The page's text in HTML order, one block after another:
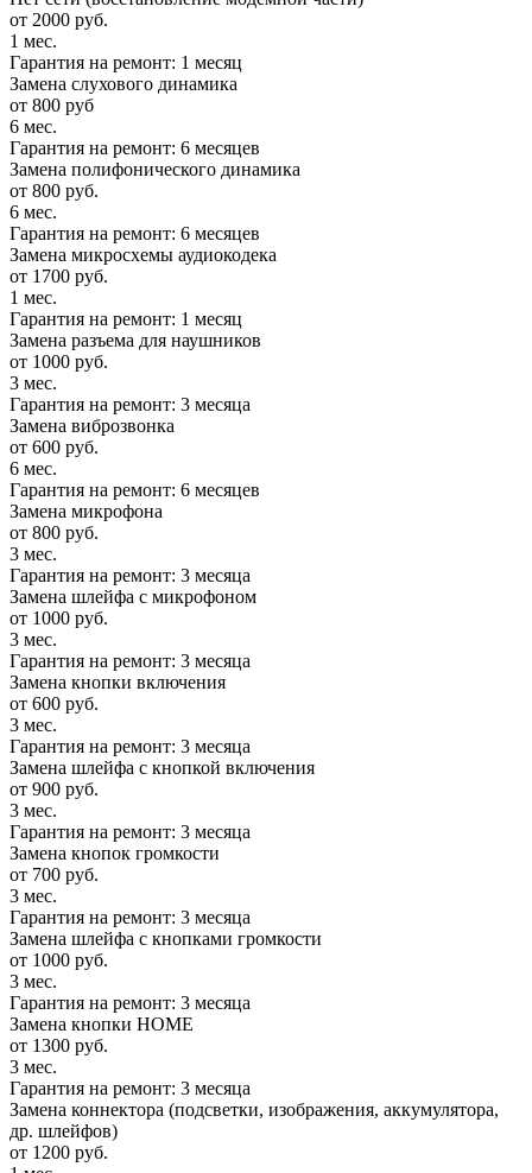
от 2000 руб.
1 мес.
Гарантия на ремонт: 1 месяц
Замена слухового динамика
от 800 руб
6 мес.
Гарантия на ремонт: 6 месяцев
Замена полифонического динамика
от 800 руб.
6 мес.
Гарантия на ремонт: 6 месяцев
Замена микросхемы аудиокодека
от 1700 руб.
1 мес.
Гарантия на ремонт: 1 месяц
Замена разъема для наушников
от 1000 руб.
3 мес.
Гарантия на ремонт: 3 месяца
Замена виброзвонка
от 600 руб.
6 мес.
Гарантия на ремонт: 6 месяцев
Замена микрофона
от 800 руб.
3 мес.
Гарантия на ремонт: 3 месяца
Замена шлейфа с микрофоном
от 1000 руб.
3 мес.
Гарантия на ремонт: 3 месяца
Замена кнопки включения
от 600 руб.
3 мес.
Гарантия на ремонт: 3 месяца
Замена шлейфа с кнопкой включения
от 900 руб.
3 мес.
Гарантия на ремонт: 3 месяца
Замена кнопок громкости
от 700 руб.
3 мес.
Гарантия на ремонт: 3 месяца
Замена шлейфа с кнопками громкости
от 1000 руб.
3 мес.
Гарантия на ремонт: 3 месяца
Замена кнопки HOME
от 1300 руб.
3 мес.
Гарантия на ремонт: 3 месяца
Замена коннектора (подсветки, изображения, аккумулятора,
др. шлейфов)
от 1200 руб.